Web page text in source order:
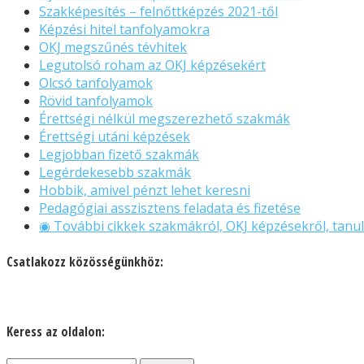
Szakképesítés – felnőttképzés 2021-től
Képzési hitel tanfolyamokra
OKJ megszűnés tévhitek
Legutolsó roham az OKJ képzésekért
Olcsó tanfolyamok
Rövid tanfolyamok
Érettségi nélkül megszerezhető szakmák
Érettségi utáni képzések
Legjobban fizető szakmák
Legérdekesebb szakmák
Hobbik, amivel pénzt lehet keresni
Pedagógiai asszisztens feladata és fizetése
◉ További cikkek szakmákról, OKJ képzésekről,
Csatlakozz közösségünkhöz:
Keress az oldalon: